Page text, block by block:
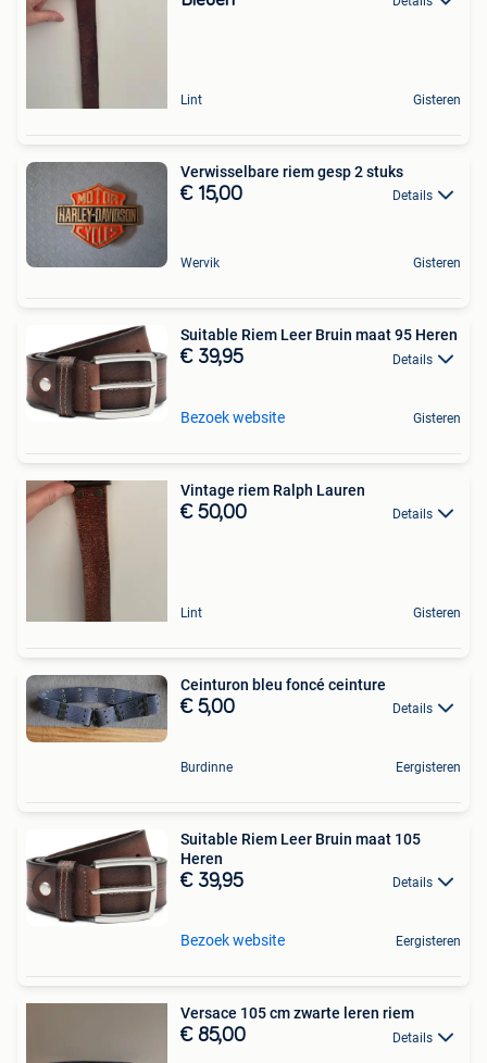
Lint Gisteren
Verwisselbare riem gesp 2 stuks
€ 15,00 Details
Wervik Gisteren
Suitable Riem Leer Bruin maat 95 Heren
€ 39,95 Details
Bezoek website Gisteren
Vintage riem Ralph Lauren
€ 50,00 Details
Lint Gisteren
Ceinturon bleu foncé ceinture
€ 5,00 Details
Burdinne Eergisteren
Suitable Riem Leer Bruin maat 105
Heren
€ 39,95 Details
Bezoek website Eergisteren
Versace 105 cm zwarte leren riem
€ 85,00 Details